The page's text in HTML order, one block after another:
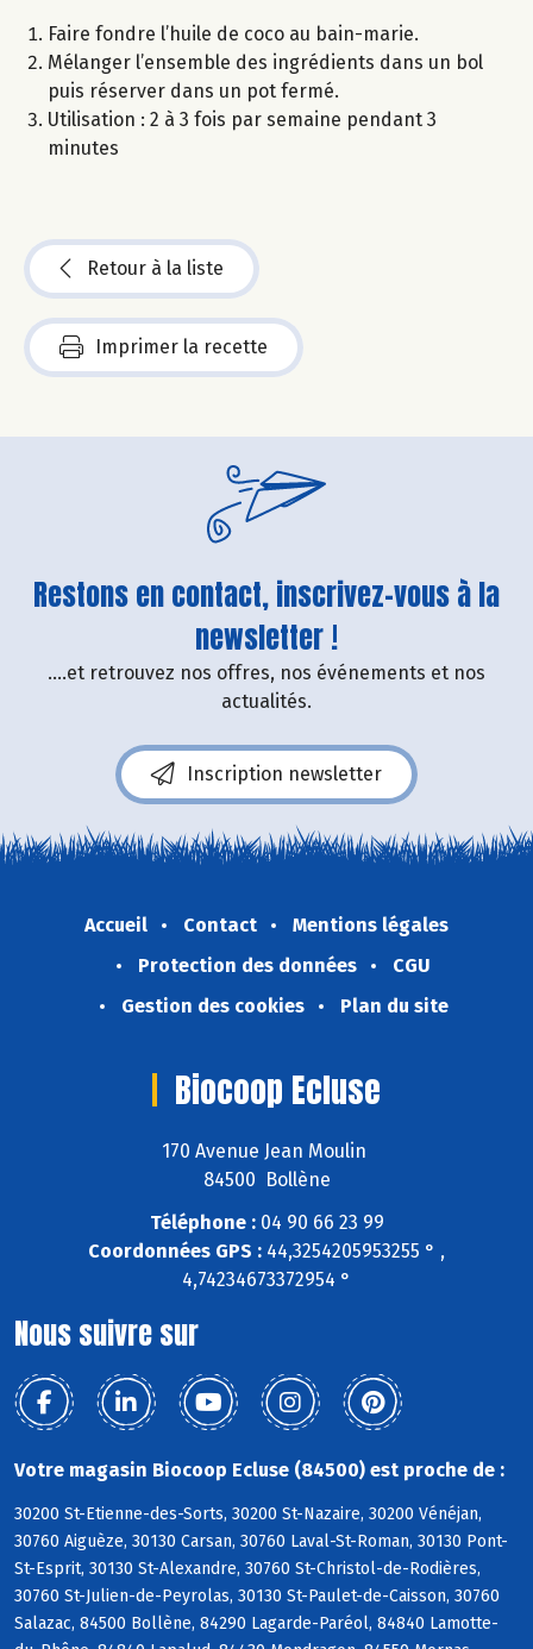
Faire fondre l’huile de coco au bain-marie.
Mélanger l’ensemble des ingrédients dans un bol
puis réserver dans un pot fermé.
Utilisation : 2 à 3 fois par semaine pendant 3
minutes
Retour à la liste
Imprimer la recette
Restons en contact, inscrivez-vous à la
newsletter !
....et retrouvez nos offres, nos événements et nos
actualités.
Inscription newsletter
Accueil Contact
Mentions légales
Protection des données
CGU
Gestion des cookies
Plan du site
Biocoop Ecluse
170 Avenue Jean Moulin
84500 Bollène
Téléphone :04 90 66 23 99
Coordonnées GPS : 44,3254205953255 ° ,
4,74234673372954 °
Nous suivre sur
Votre magasin Biocoop Ecluse (84500) est proche de :
30200 St-Etienne-des-Sorts, 30200 St-Nazaire, 30200 Vénéjan,
30760 Aiguèze, 30130 Carsan, 30760 Laval-St-Roman, 30130 Pont-
St-Esprit, 30130 St-Alexandre, 30760 St-Christol-de-Rodières,
30760 St-Julien-de-Peyrolas, 30130 St-Paulet-de-Caisson, 30760
Salazac, 84500 Bollène, 84290 Lagarde-Paréol, 84840 Lamotte-